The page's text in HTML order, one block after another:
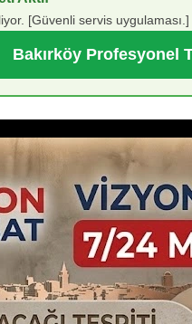
[Güvenli servis uygulaması.]
Bakırköy Profesyonel